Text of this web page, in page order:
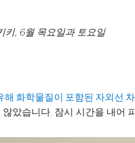
키, 6월 목요일과 토요일
해 화학물질이 포함된 자외선
았습니다. 잠시 시간을 내어